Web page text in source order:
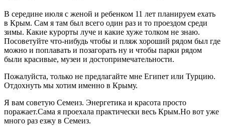
В середине июля с женой и ребенком 11 лет планируем ехать
в Крым. Сам я там был всего один раз и то проездом среди
зимы. Какие курорты луче и какие хуже толком не знаю.
Посоветуйте что-нибудь чтобы и пляж хороший рядом был где
можно и поплавать и позагорать ну и чтобы парки рядом
были красивые, музеи и достопримечательности.
Пожалуйста, только не предлагайте мне Египет или Турцию.
Отдохнуть мы хотим именно в Крыму.
Я вам советую Семеиз. Энергетика и красота просто
поражает.Сама я проехала практически весь Крым.Но вот уже
много раз езжу в Семеиз.